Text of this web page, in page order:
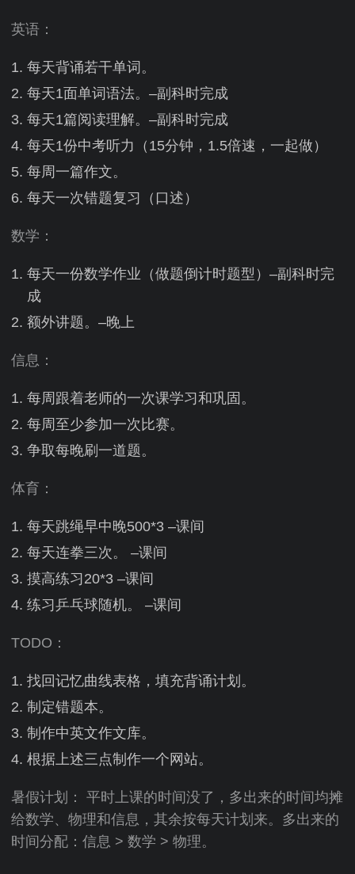
英语：
每天背诵若干单词。
每天1面单词语法。–副科时完成
每天1篇阅读理解。–副科时完成
每天1份中考听力（15分钟，1.5倍速，一起做）
每周一篇作文。
每天一次错题复习（口述）
数学：
每天一份数学作业（做题倒计时题型）–副科时完
成
额外讲题。–晚上
信息：
每周跟着老师的一次课学习和巩固。
每周至少参加一次比赛。
争取每晚刷一道题。
体育：
每天跳绳早中晚500*3 –课间
每天连拳三次。 –课间
摸高练习20*3 –课间
练习乒乓球随机。 –课间
TODO：
找回记忆曲线表格，填充背诵计划。
制定错题本。
制作中英文作文库。
根据上述三点制作一个网站。
暑假计划： 平时上课的时间没了，多出来的时间均摊
给数学、物理和信息，其余按每天计划来。多出来的
时间分配：信息 > 数学 > 物理。